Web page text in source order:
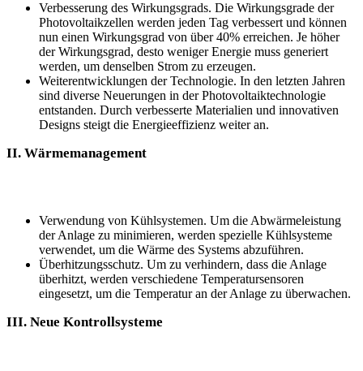
Verbesserung des Wirkungsgrads. Die Wirkungsgrade der‍
Photovoltaikzellen werden jeden Tag verbessert und⁢ können
⁣nun einen Wirkungsgrad von über 40% erreichen. Je höher
der‍ Wirkungsgrad,⁢ desto weniger ⁣Energie muss generiert
werden, um denselben Strom zu⁣ erzeugen.
Weiterentwicklungen der Technologie.⁤ In den letzten Jahren
sind⁢ diverse Neuerungen​ in ​der Photovoltaiktechnologie
entstanden. ‍Durch verbesserte Materialien und ⁣innovativen
Designs steigt ‌die Energieeffizienz weiter an. ​
II.‍ Wärmemanagement
Verwendung von Kühlsystemen. Um die Abwärmeleistung
der Anlage zu ⁢minimieren, werden spezielle Kühlsysteme
verwendet, um die Wärme ⁤des Systems abzuführen.⁣
Überhitzungsschutz. Um zu verhindern, dass die Anlage
überhitzt, werden verschiedene Temperatursensoren‍
eingesetzt, ⁣um die Temperatur an der Anlage‍ zu überwachen.
III. Neue Kontrollsysteme